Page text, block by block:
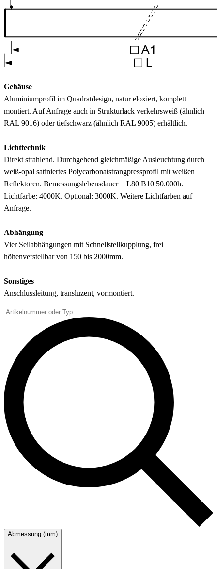
Gehäuse
Aluminiumprofil im Quadratdesign, natur eloxiert, komplett
montiert. Auf Anfrage auch in Strukturlack verkehrsweiß (ähnlich
RAL 9016) oder tiefschwarz (ähnlich RAL 9005) erhältlich.
Lichttechnik
Direkt strahlend. Durchgehend gleichmäßige Ausleuchtung durch
weiß-opal satiniertes Polycarbonatstrangpressprofil mit weißen
Reflektoren. Bemessungslebensdauer = L80 B10 50.000h.
Lichtfarbe: 4000K. Optional: 3000K. Weitere Lichtfarben auf
Anfrage.
Abhängung
Vier Seilabhängungen mit Schnellstellkupplung, frei
höhenverstellbar von 150 bis 2000mm.
Sonstiges
Anschlussleitung, transluzent, vormontiert.
Abmessung (mm)